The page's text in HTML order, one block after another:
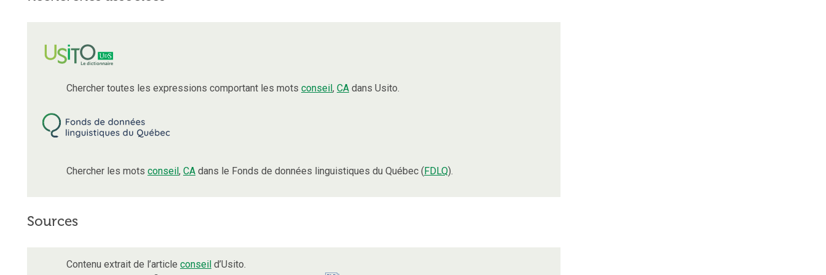
Chercher toutes les expressions comportant les mots conseil, CA dans Usito.
Chercher les mots conseil, CA dans le Fonds de données linguistiques du Québec (FDLQ).
Sources
Contenu extrait de l’article conseil d’Usito.